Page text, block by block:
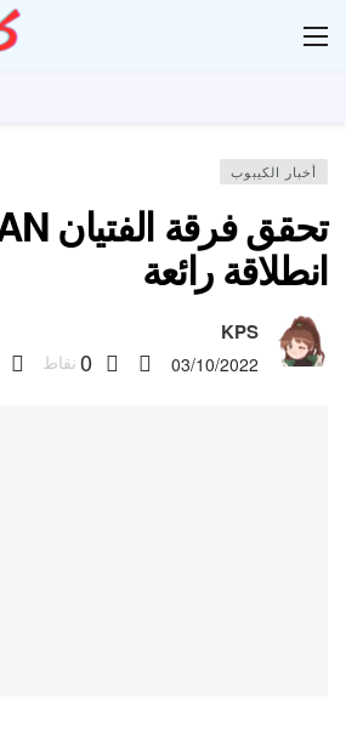
أخبار الكيبوب
انطلاقة رائعة
KPS
03/10/2022
0 نقاط